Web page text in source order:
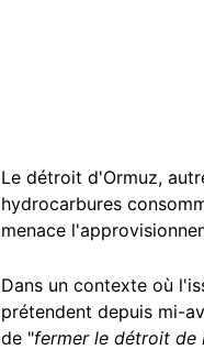
Le détroit d'Ormuz,
hydrocarbures
menace
Dans un contexte où
prétendent depuis mi-
de "fermer le détroit de